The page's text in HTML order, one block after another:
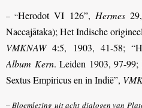
– “Herodot VI 126”, Hermes29,
Naccajātaka); Het Indische
VMKNAW4:5, 1903, 41-58;
Album Kern. Leiden 1903, 97-99;
Sextus Empiricus en in Indië”,
–Bloemlezing uit acht dialogen van